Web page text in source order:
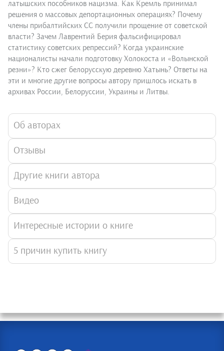
латышских пособников нацизма. Как Кремль принимал
решения о массовых депортационных операциях? Почему
члены прибалтийских СС получили прощение от советской
власти? Зачем Лаврентий Берия фальсифицировал
статистику советских репрессий? Когда украинские
националисты начали подготовку Холокоста и «Волынской
резни»? Кто сжег белорусскую деревню Хатынь? Ответы на
эти и многие другие вопросы автору пришлось искать в
архивах России, Белоруссии, Украины и Литвы.
Об авторах
Отзывы
Другие книги автора
Видео
Интересные истории о книге
5 причин купить книгу